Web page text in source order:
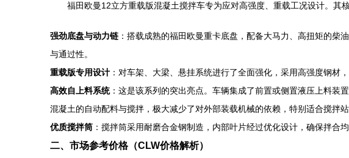
福田欧曼12立方重载版混凝土搅拌车专为应对高强度、重载工况设计。其
强劲底盘与动力链 ：搭载成熟的福田欧曼重卡底盘，配备大马力、高扭矩的
与通过性。
重载版专用设计 ：对车架、大梁、悬挂系统进行了全面强化，采用高强度钢材
高效自上料系统：这是该系列的突出亮点。车辆集成了前置或侧置液压上料装
混凝土的自动配料与搅拌，极大减少了对外部装载机械的依赖，特别适合搅拌
优质搅拌筒 ：搅拌筒采用耐磨合金钢制造，内部叶片经过优化设计，确保拌合
二、市场参考价格（CLW价格解析）